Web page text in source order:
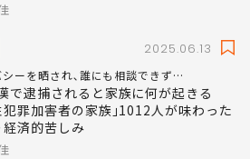
2025.06.13
シーを晒され､誰にも相談できず…
で逮捕されると家族に何が起きる
罪加害者の家族｣1012人が味わった
経済的苦しみ